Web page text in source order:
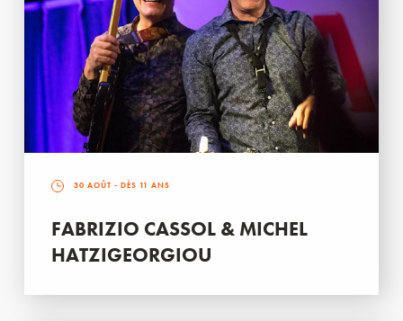
30 AOÛT - DÈS 11 ANS
FABRIZIO CASSOL & MICHEL
HATZIGEORGIOU